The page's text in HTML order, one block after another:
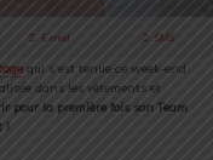
E-mail SMS
qui s’est tenue ce week-end
dans les vêtements et
pour la première fois son Team
!